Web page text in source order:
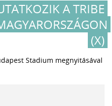
A TRIBE
(X)
Stadium megnyitásával